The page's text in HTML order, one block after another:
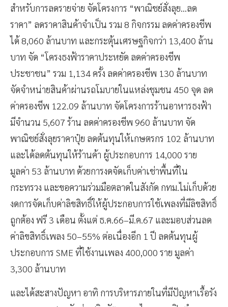
สำหรับการลดรายจ่าย จัดโครงการ “พาณิชย์สั่งลุย...ลด
ราคา” ลดราคาสินค้าจำเป็น รวม 8 กิจกรรม ลดค่าครองชีพ
ได้ 8,060 ล้านบาท และกระตุ้นเศรษฐกิจกว่า 13,400 ล้าน
บาท จัด “โครงธงฟ้าราคาประหยัด ลดค่าครองชีพ
ประชาชน” รวม 1,134 ครั้ง ลดค่าครองชีพ 130 ล้านบาท
จัดจำหน่ายสินค้าผ่านรถโมบายในแหล่งชุมชน 450 จุด ลด
ค่าครองชีพ 122.09 ล้านบาท จัดโครงการร้านอาหารธงฟ้า
มีจำนวน 5,607 ร้าน ลดค่าครองชีพ 960 ล้านบาท จัด
พาณิชย์สั่งลุยราคาปุ๋ย ลดต้นทุนให้เกษตรกร 102 ล้านบาท
และได้ลดต้นทุนให้ร้านค้า ผู้ประกอบการ 14,000 ราย
มูลค่า 53 ล้านบาท ด้วยการงดจัดเก็บค่าเช่าพื้นที่ใน
กระทรวง และขอความร่วมมือตลาดในสังกัด กทม.ไม่เก็บด้วย
งดการจัดเก็บค่าลิขสิทธิ์ให้ผู้ประกอบการใช้เพลงที่มีลิขสิทธิ์
ถูกต้อง ฟรี 3 เดือน ตั้งแต่ ธ.ค.66–มี.ค.67 และมอบส่วนลด
ค่าลิขสิทธิ์เพลง 50–55% ต่อเนื่องอีก 1 ปี ลดต้นทุนผู้
ประกอบการ SME ที่ใช้งานเพลง 400,000 ราย มูลค่า
3,300 ล้านบาท
และได้สะสางปัญหา อาทิ การบริหารภายในที่มีปัญหาเรื้อรัง